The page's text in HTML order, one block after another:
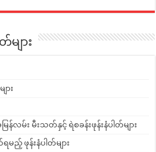
ျား
ား
လမ်း မီးသတ်နှင့် ရဲစခန်းဖုန်းနံပါတ်များ
ည့် ဖုန်းနံပါတ်များ